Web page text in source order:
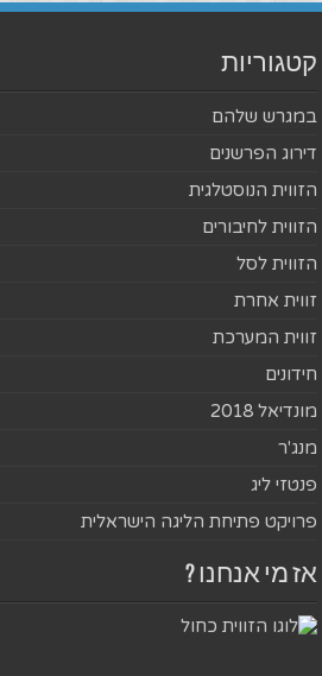
קטגוריות
במגרש שלהם
דירוג הפרשנים
הזווית הנוסטלגית
הזווית לחיבורים
הזווית לסל
זווית אחרת
זווית המערכת
חידונים
מונדיאל 2018
מנג'ר
פנטזי ליג
פרויקט פתיחת הליגה הישראלית
אז מי אנחנו ?